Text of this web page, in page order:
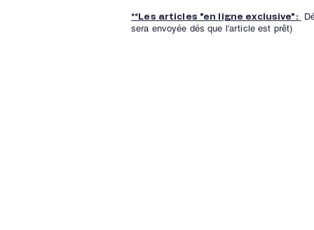
**Les articles "en ligne exclusive":
sera envoyée dés que l'article est prêt)